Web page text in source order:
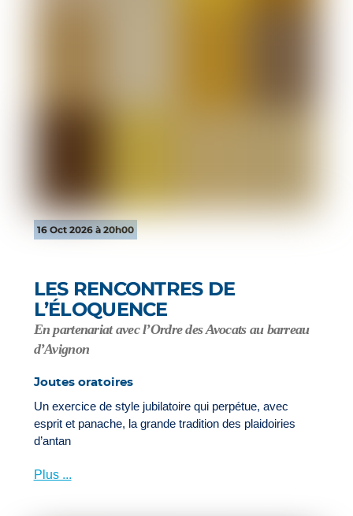
16 Oct 2026 à 20h00
LES RENCONTRES DE
L’ÉLOQUENCE
En partenariat avec l’Ordre des Avocats au barreau
d’Avignon
Joutes oratoires
Un exercice de style jubilatoire qui perpétue, avec
esprit et panache, la grande tradition des plaidoiries
d’antan
Plus ...